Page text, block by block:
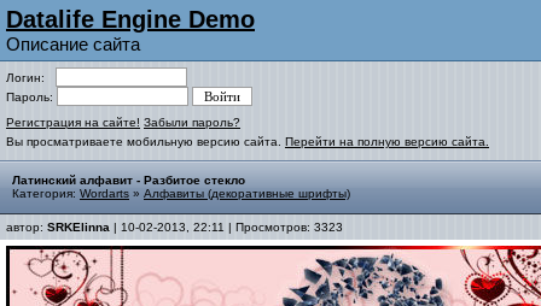
Datalife Engine Demo
Описание сайта
Логин:
Пароль:
Регистрация на сайте! Забыли пароль?
Вы просматриваете мобильную версию сайта. Перейти на полную версию сайта.
Латинский алфавит - Разбитое стекло
Категория: Wordarts » Алфавиты (декоративные шрифты)
автор: SRKElinna | 10-02-2013, 22:11 | Просмотров: 3323